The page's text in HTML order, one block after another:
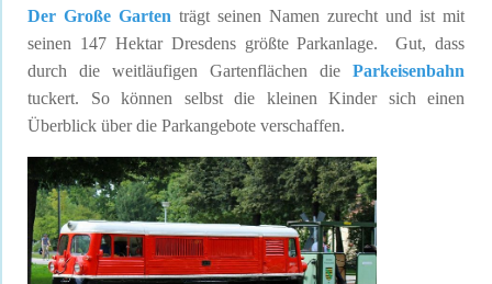
Der Große Garten trägt seinen Namen zurecht und ist mit
seinen 147 Hektar Dresdens größte Parkanlage. Gut, dass
durch die weitläufigen Gartenflächen die Parkeisenbahn
tuckert. So können selbst die kleinen Kinder sich einen
Überblick über die Parkangebote verschaffen.